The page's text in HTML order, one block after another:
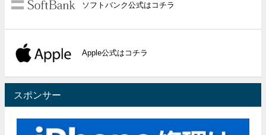
ソフトバンク公式はコチラ
Apple公式はコチラ
スポンサー